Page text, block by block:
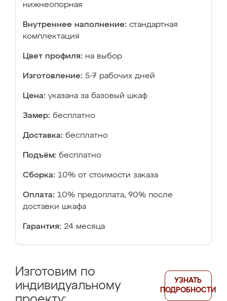
нижнеопорная
Внутреннее наполнение: стандартная
комплектация
Цвет профиля: на выбор
Изготовление: 5-7 рабочих дней
Цена: указана за базовый шкаф
Замер: бесплатно
Доставка: бесплатно
Подъём: бесплатно
Сборка: 10% от стоимости заказа
Оплата: 10% предоплата, 90% после
доставки шкафа
Гарантия: 24 месяца
Изготовим по
индивидуальному
УЗНАТЬ
ПОДРОБНОСТИ